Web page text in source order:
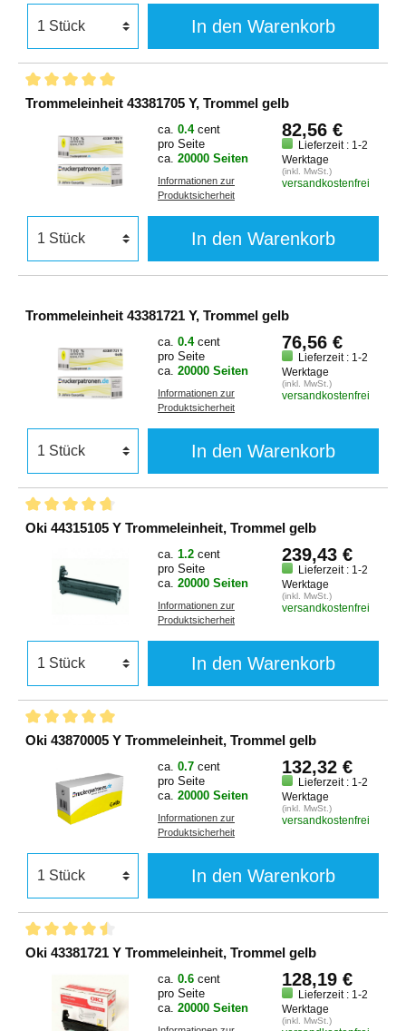
In den Warenkorb
Trommeleinheit 43381705 Y, Trommel gelb
ca. 0.4 cent
pro Seite
ca. 20000 Seiten
Informationen zur
Produktsicherheit
82,56 €
Lieferzeit : 1-2
Werktage
(inkl. MwSt.)
versandkostenfrei
In den Warenkorb
Trommeleinheit 43381721 Y, Trommel gelb
ca. 0.4 cent
pro Seite
ca. 20000 Seiten
Informationen zur
Produktsicherheit
76,56 €
Lieferzeit : 1-2
Werktage
(inkl. MwSt.)
versandkostenfrei
In den Warenkorb
Oki 44315105 Y Trommeleinheit, Trommel gelb
ca. 1.2 cent
pro Seite
ca. 20000 Seiten
Informationen zur
Produktsicherheit
239,43 €
Lieferzeit : 1-2
Werktage
(inkl. MwSt.)
versandkostenfrei
In den Warenkorb
Oki 43870005 Y Trommeleinheit, Trommel gelb
ca. 0.7 cent
pro Seite
ca. 20000 Seiten
Informationen zur
Produktsicherheit
132,32 €
Lieferzeit : 1-2
Werktage
(inkl. MwSt.)
versandkostenfrei
In den Warenkorb
Oki 43381721 Y Trommeleinheit, Trommel gelb
ca. 0.6 cent
pro Seite
ca. 20000 Seiten
128,19 €
Lieferzeit : 1-2
Werktage
(inkl. MwSt.)